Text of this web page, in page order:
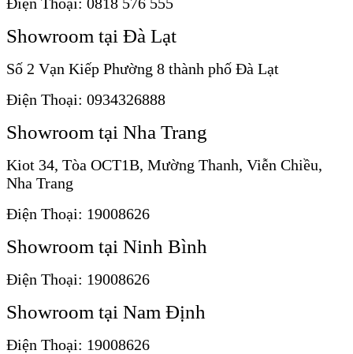
Showroom tại Đà Lạt
Số 2 Vạn Kiếp Phường 8 thành phố Đà Lạt
Điện Thoại: 0934326888
Showroom tại Nha Trang
Kiot 34, Tòa OCT1B, Mường Thanh, Viễn Chiều,
Nha Trang
Điện Thoại: 19008626
Showroom tại Ninh Bình
Điện Thoại: 19008626
Showroom tại Nam Định
Điện Thoại: 19008626